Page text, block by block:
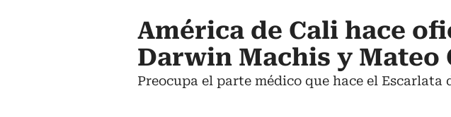
América de Cali hace
Darwin Machis y Mateo
Preocupa el parte médico que hace el